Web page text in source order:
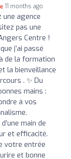
11 months ago
une agence
pas une
Centre !
j’ai passé
de la formation
la bienveillance
. ✨ Du
mains :
à vos
main de
et efficacité.
votre entrée
et bonne